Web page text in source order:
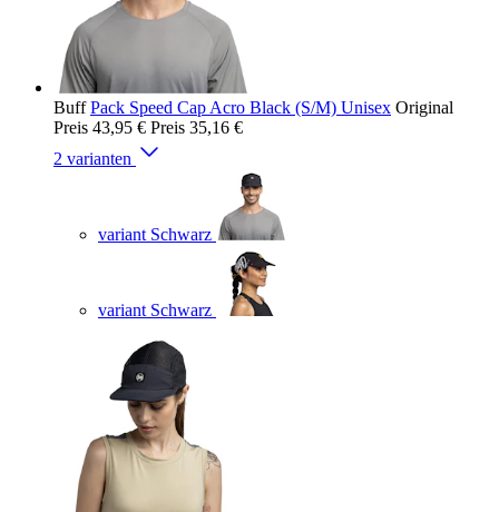
Buff Pack Speed Cap Acro Black (S/M) Unisex Original
Preis 43,95 € Preis 35,16 €
2 varianten
variant Schwarz
variant Schwarz